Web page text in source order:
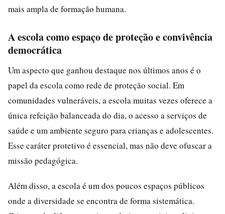
mais ampla de formação humana.
A escola como espaço de proteção e convivência
democrática
Um aspecto que ganhou destaque nos últimos anos é o
papel da escola como rede de proteção social. Em
comunidades vulneráveis, a escola muitas vezes oferece a
única refeição balanceada do dia, o acesso a serviços de
saúde e um ambiente seguro para crianças e adolescentes.
Esse caráter protetivo é essencial, mas não deve ofuscar a
missão pedagógica.
Além disso, a escola é um dos poucos espaços públicos
onde a diversidade se encontra de forma sistemática.